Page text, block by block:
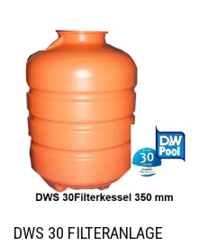
DWS 30 FILTERANLAGE